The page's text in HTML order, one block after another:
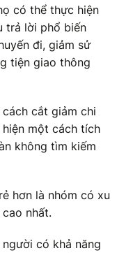
có thể thực hiện
trả lời phổ biến
đi, giảm sử
tiện giao thông
cắt giảm chi
một cách tích
không tìm kiếm
hơn là nhóm có xu
nhất.
có khả năng